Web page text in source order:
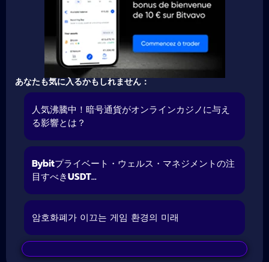
あなたも気に入るかもしれません：
人気沸騰中！暗号通貨がオンラインカジノに与え
る影響とは？
Bybitプライベート・ウェルス・マネジメントの注
目すべきUSDT...
암호화폐가 이끄는 게임 환경의 미래